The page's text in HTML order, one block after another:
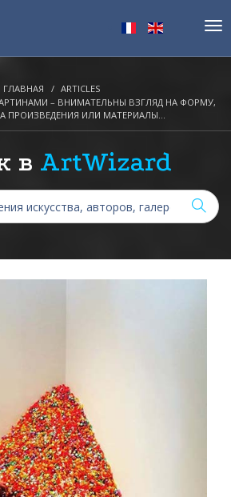
ГЛАВНАЯ
ARTICLES
– ВНИМАТЕЛЬНЫ ВЗГЛЯД НА ФОРМУ,
ПРОИЗВЕДЕНИЯ ИЛИ МАТЕРИАЛЫ…
в ArtWizard